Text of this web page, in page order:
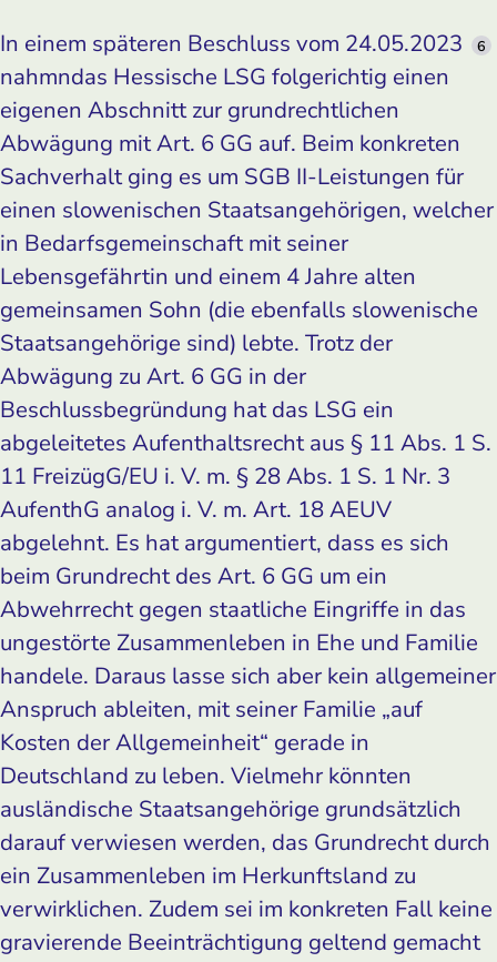
In einem späteren Beschluss vom 24.05.2023
6
nahmndas Hessische LSG folgerichtig einen
eigenen Abschnitt zur grundrechtlichen
Abwägung mit Art. 6 GG auf. Beim konkreten
Sachverhalt ging es um SGB II-Leistungen für
einen slowenischen Staatsangehörigen, welcher
in Bedarfsgemeinschaft mit seiner
Lebensgefährtin und einem 4 Jahre alten
gemeinsamen Sohn (die ebenfalls slowenische
Staatsangehörige sind) lebte. Trotz der
Abwägung zu Art. 6 GG in der
Beschlussbegründung hat das LSG ein
abgeleitetes Aufenthaltsrecht aus § 11 Abs. 1 S.
11 FreizügG/EU i. V. m. § 28 Abs. 1 S. 1 Nr. 3
AufenthG analog i. V. m. Art. 18 AEUV
abgelehnt. Es hat argumentiert, dass es sich
beim Grundrecht des Art. 6 GG um ein
Abwehrrecht gegen staatliche Eingriffe in das
ungestörte Zusammenleben in Ehe und Familie
handele. Daraus lasse sich aber kein allgemeiner
Anspruch ableiten, mit seiner Familie „auf
Kosten der Allgemeinheit“ gerade in
Deutschland zu leben. Vielmehr könnten
ausländische Staatsangehörige grundsätzlich
darauf verwiesen werden, das Grundrecht durch
ein Zusammenleben im Herkunftsland zu
verwirklichen. Zudem sei im konkreten Fall keine
gravierende Beeinträchtigung geltend gemacht